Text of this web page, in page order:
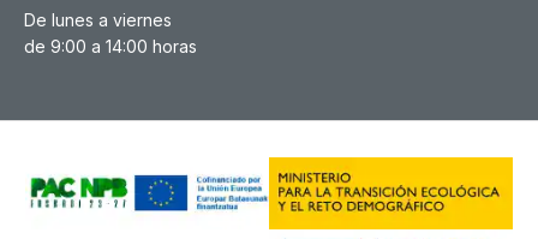
De lunes a viernes
de 9:00 a 14:00 horas